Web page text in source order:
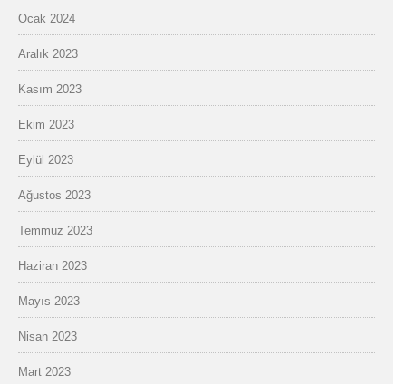
Ocak 2024
Aralık 2023
Kasım 2023
Ekim 2023
Eylül 2023
Ağustos 2023
Temmuz 2023
Haziran 2023
Mayıs 2023
Nisan 2023
Mart 2023